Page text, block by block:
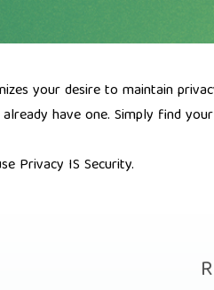
your desire to maintain
already have one. Simply find
Privacy IS Security.